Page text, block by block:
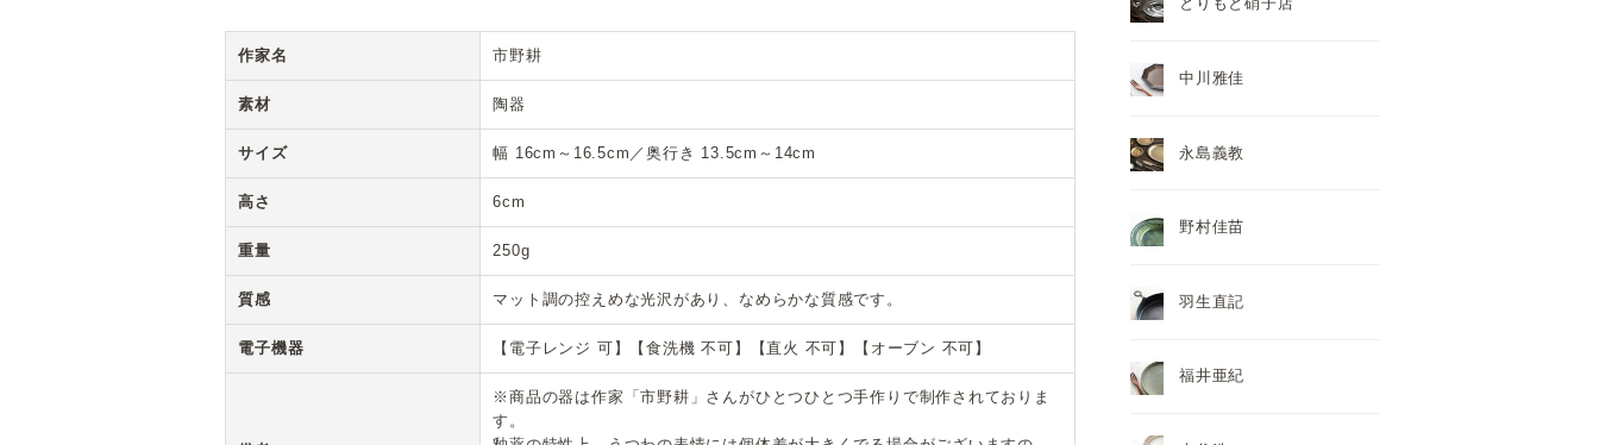
作家名 市野耕
素材 陶器
サイズ 幅 16cm～16.5cm／奥行き 13.5cm～14cm
高さ 6cm
重量 250g
質感 マット調の控えめな光沢があり、なめらかな質感です。
電子機器 【電子レンジ 可】【食洗機 不可】【直火 不可】【オーブン 不可】
※商品の器は作家「市野耕」さんがひとつひとつ手作りで制作されておりま
す。
中川雅佳
永島義教
野村佳苗
羽生直記
福井亜紀